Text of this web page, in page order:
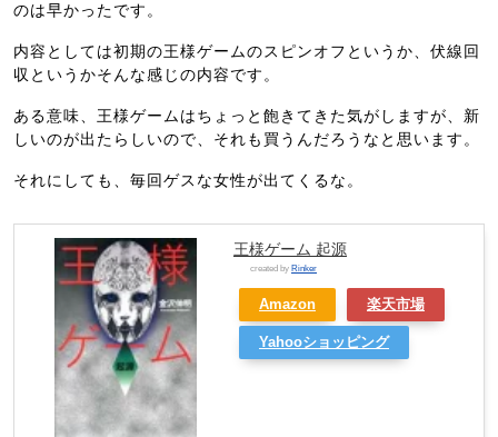
のは早かったです。
内容としては初期の王様ゲームのスピンオフというか、伏線回
収というかそんな感じの内容です。
ある意味、王様ゲームはちょっと飽きてきた気がしますが、新
しいのが出たらしいので、それも買うんだろうなと思います。
それにしても、毎回ゲスな女性が出てくるな。
王様ゲーム 起源
created by Rinker
Amazon 楽天市場
Yahooショッピング